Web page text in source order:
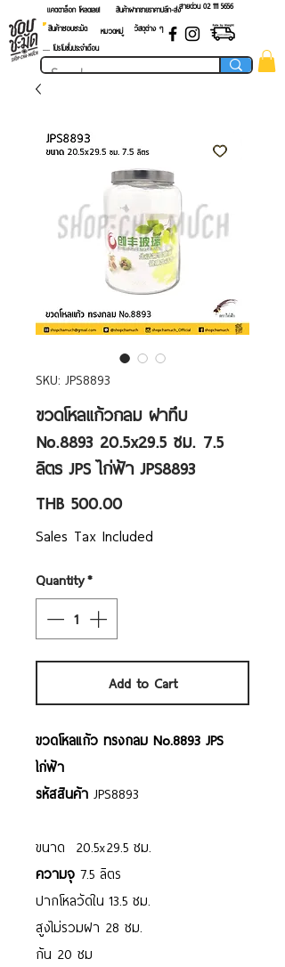
แคตตาล็อก โหลดเลย! สายด่วน 02 ​111 5656
สินค้าฝากขายราคาปลีก-ส่ง
สินค้าชอบชะมัด
หมวดหมู่
วัสดุต่าง ๆ
.... โปรโมชั่นประจำเดือน
SKU: JPS8893
ขวดโหลแก้วกลม ฝาทึบ
No.8893 20.5x29.5 ซม. 7.5
ลิตร JPS ไก่ฟ้า JPS8893
THB 500.00Price
Sales Tax Included
Quantity*
Add to Cart
ขวดโหลแก้ว ทรงกลม No.8893 JPS
ไก่ฟ้า
รหัสสินค้า JPS8893
ขนาด 20.5x29.5 ซม.
ความจุ 7.5 ลิตร
ปากโหลวัดใน 13.5 ซม.
สูงไม่รวมฝา 28 ซม.
ก้น 20 ซม